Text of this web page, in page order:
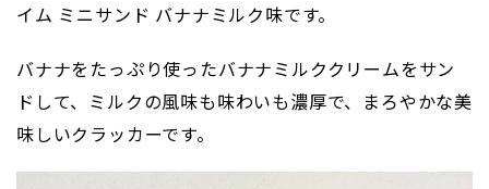
イム ミニサンド バナナミルク味です。
バナナをたっぷり使ったバナナミルククリームをサン
ドして、ミルクの風味も味わいも濃厚で、まろやかな美
味しいクラッカーです。